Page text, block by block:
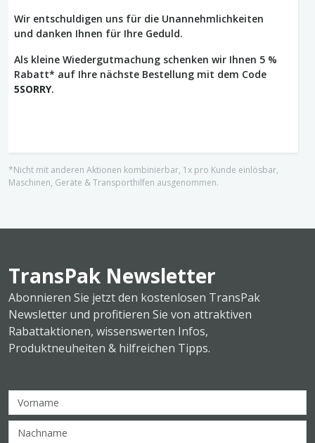
Wir entschuldigen uns für die Unannehmlichkeiten
und danken Ihnen für Ihre Geduld.
Als kleine Wiedergutmachung schenken wir Ihnen 5 %
Rabatt* auf Ihre nächste Bestellung mit dem Code
5SORRY.
*Nicht mit anderen Aktionen kombinierbar, 1x pro Kunde einlösbar,
Maschinen, Geräte & Transporthilfen ausgenommen.
TransPak Newsletter
Abonnieren Sie jetzt den kostenlosen TransPak
Newsletter und profitieren Sie von attraktiven
Rabattaktionen, wissenswerten Infos,
Produktneuheiten & hilfreichen Tipps.